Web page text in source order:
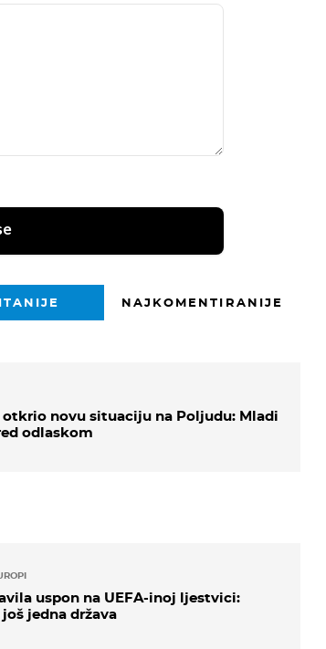
NAJKOMENTIRANIJE
novu situaciju na Poljudu: Mladi
odlaskom
uspon na UEFA-inoj ljestvici:
jedna država